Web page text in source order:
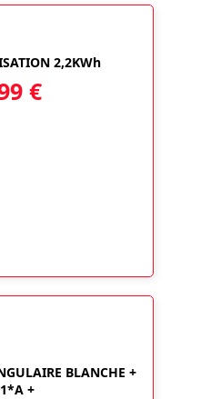
2,2KWh
€
BLANCHE +
+